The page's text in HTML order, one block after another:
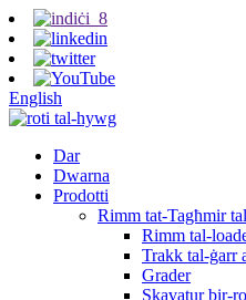
English
Dar
Dwarna
Prodotti
Rimm tat-Tagħmir
Rimm tal-
Trakk tal-ġarr
Grader
Skavatur bir-